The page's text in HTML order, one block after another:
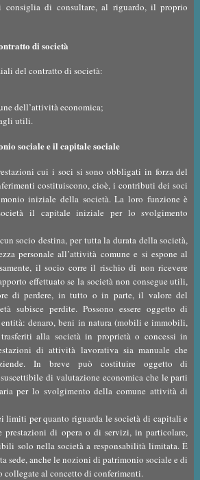
consiglia di consultare, al riguardo, il proprio
di società
del contratto di società:
dell’attività economica;
utili.
sociale e il capitale sociale
cui i soci si sono obbligati in forza del
costituiscono, cioè, i contributi dei soci
iniziale della società. La loro funzione è
il capitale iniziale per lo svolgimento
socio destina, per tutta la durata della società,
personale all’attività comune e si espone al
il socio corre il rischio di non ricevere
effettuato se la società non consegue utili,
di perdere, in tutto o in parte, il valore del
subisce perdite. Possono essere oggetto di
denaro, beni in natura (mobili e immobili,
alla società in proprietà o concessi in
di attività lavorativa sia manuale che
In breve può costituire oggetto di
di valutazione economica che le parti
per lo svolgimento della comune attività di
limiti per quanto riguarda le società di capitali e
prestazioni di opera o di servizi, in particolare,
solo nella società a responsabilità limitata. È
sede, anche le nozioni di patrimonio sociale e di
collegate al concetto di conferimenti.